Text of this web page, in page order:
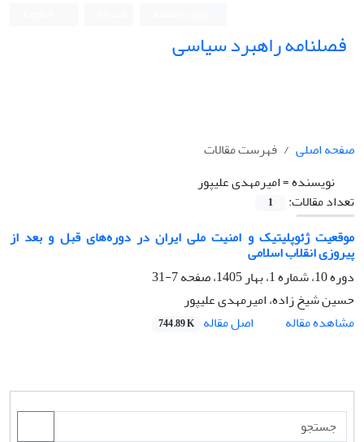
فصلنامه راهبرد سیاسی
صفحه اصلی
فهرست مقالات
نویسنده =امیرمهدی علیپور
تعداد مقالات:
1
موقعیت ژئوپلیتیک و امنیت ملی ایران در دوره‌های قبل و بعد از
پیروزی انقلاب اسلامی
دوره 10، شماره 1، بهار 1405، صفحه
7-31
حسین شیخ زاده، امیرمهدی علیپور
مشاهده مقاله
اصل مقاله 744.89 K